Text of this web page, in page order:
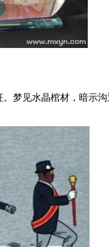
梦见水晶棺材，暗示